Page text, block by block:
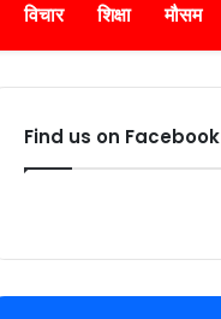
विचार शिक्षा मौसम
Find us on Facebook